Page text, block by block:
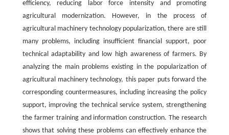
efficiency, reducing labor force intensity and promoting
agricultural modernization. However, in the process of
agricultural machinery technology popularization, there are still
many problems, including insufficient financial support, poor
technical adaptability and low high awareness of farmers. By
analyzing the main problems existing in the popularization of
agricultural machinery technology, this paper puts forward the
corresponding countermeasures, including increasing the policy
support, improving the technical service system, strengthening
the farmer training and information construction. The research
shows that solving these problems can effectively enhance the